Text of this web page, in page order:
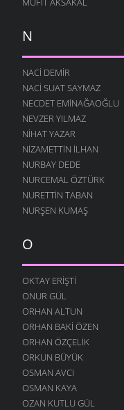
N
NACI DEMIR
NACI SUAT SAYMAZ
NECDET EMINAĞAOĞLU
NEVZER YILMAZ
NIHAT YAZAR
NIZAMETTIN İLHAN
NURBAY DEDE
NURCEMAL ÖZTÜRK
NURETTIN TABAN
NURŞEN KUMAŞ
O
OKTAY ERIŞTI
ONUR GÜL
ORHAN ALTUN
ORHAN BAKI ÖZEN
ORHAN ÖZÇELIK
ORKUN BÜYÜK
OSMAN AVCI
OSMAN KAYA
OZAN KUTLU GÜL